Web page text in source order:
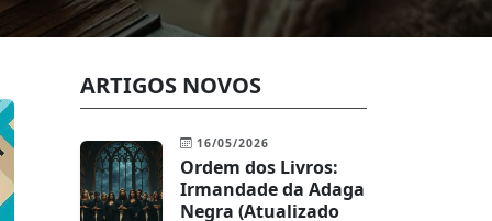
ARTIGOS NOVOS
16/05/2026
Ordem dos Livros:
Irmandade da Adaga
Negra (Atualizado